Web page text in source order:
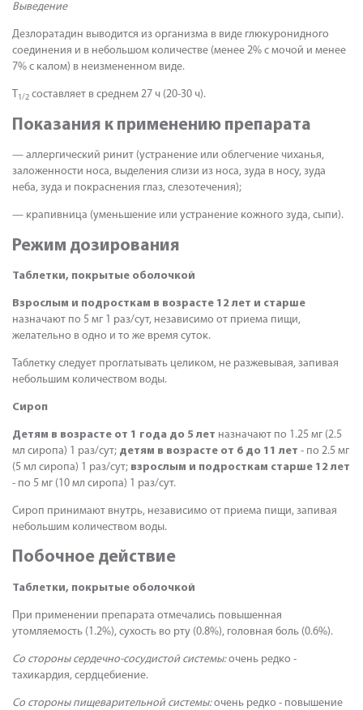
Выведение
Дезлоратадин выводится из организма в виде глюкуронидного
соединения и в небольшом количестве (менее 2% с мочой и менее
7% с калом) в неизмененном виде.
T 1/2 составляет в среднем 27 ч (20-30 ч).
Показания к применению препарата
— аллергический ринит (устранение или облегчение чиханья,
заложенности носа, выделения слизи из носа, зуда в носу, зуда
неба, зуда и покраснения глаз, слезотечения);
— крапивница (уменьшение или устранение кожного зуда, сыпи).
Режим дозирования
Таблетки, покрытые оболочкой
Взрослым и подросткам в возрасте 12 лет и старше
назначают по 5 мг 1 раз/сут, независимо от приема пищи,
желательно в одно и то же время суток.
Таблетку следует проглатывать целиком, не разжевывая, запивая
небольшим количеством воды.
Сироп
Детям в возрасте от 1 года до 5 лет назначают по 1.25 мг (2.5
мл сиропа) 1 раз/сут; детям в возрасте от 6 до 11 лет - по 2.5 мг
(5 мл сиропа) 1 раз/сут; взрослым и подросткам старше 12 лет
- по 5 мг (10 мл сиропа) 1 раз/сут.
Сироп принимают внутрь, независимо от приема пищи, запивая
небольшим количеством воды.
Побочное действие
Таблетки, покрытые оболочкой
При применении препарата отмечались повышенная
утомляемость (1.2%), сухость во рту (0.8%), головная боль (0.6%).
Со стороны сердечно-сосудистой системы:очень редко -
тахикардия, сердцебиение.
Со стороны пищеварительной системы:очень редко - повышение